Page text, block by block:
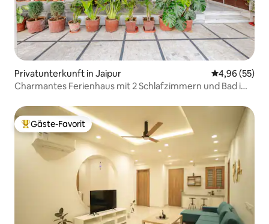
Privatunterkunft in Jaipur
4,96 (55)
Charmantes Ferienhaus mit 2 Schlafzimmern und Bad im
Beliebter Gäste-Favorit.
Gäste-Favorit